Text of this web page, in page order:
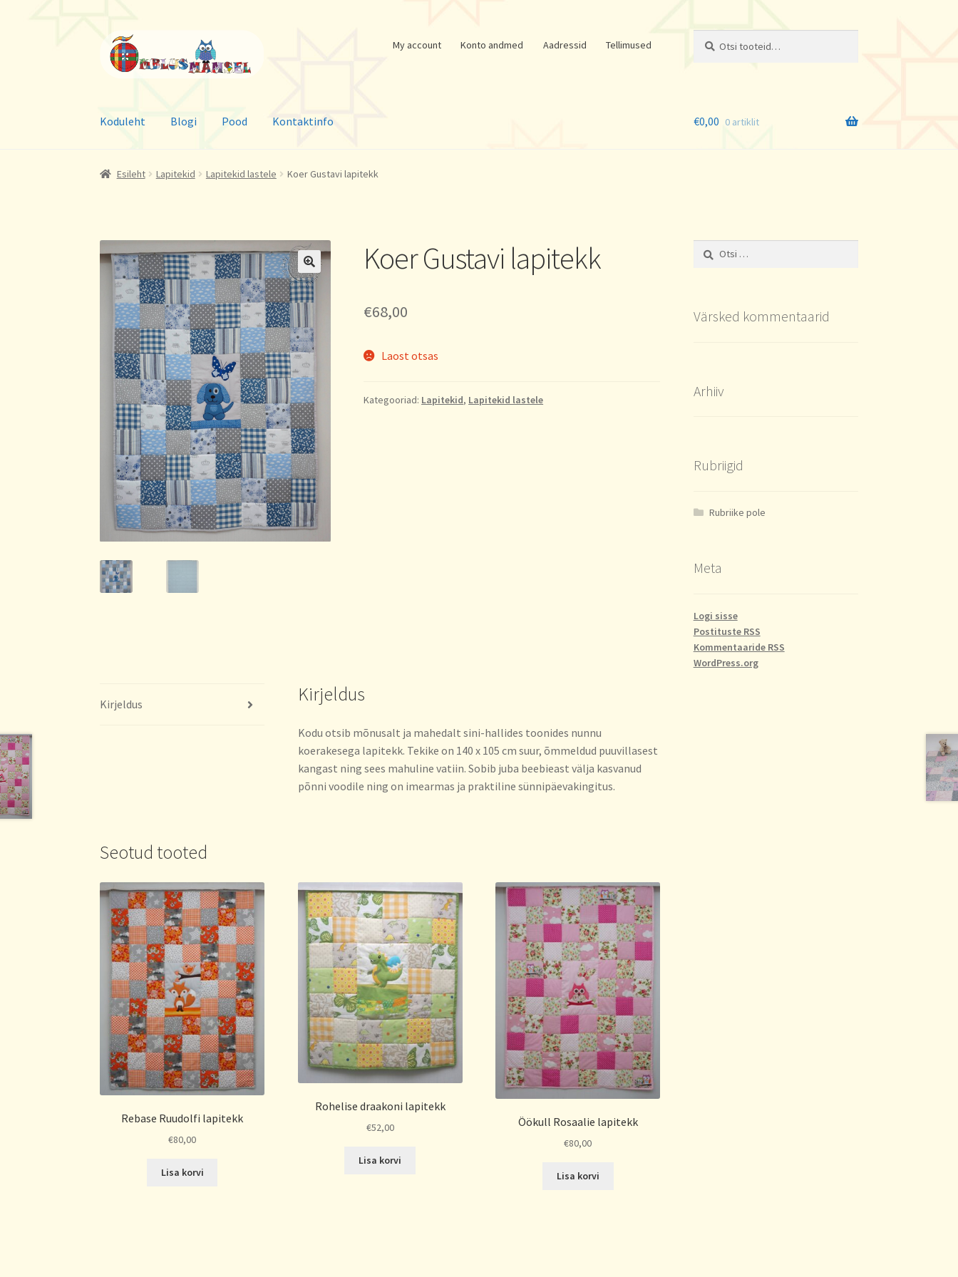
Liigu
navigeerimisele
Liigu
sisu
juurde
My account Konto andmed Aadressid Tellimused
Koduleht Blogi Pood Kontaktinfo €0,00 0 artiklit
Esileht Lapitekid Lapitekid lastele Koer Gustavi lapitekk
🔍
Koer Gustavi lapitekk
€68,00
Laost otsas
Kategooriad: Lapitekid, Lapitekid lastele
Kirjeldus Kirjeldus
Kodu otsib mõnusalt ja mahedalt sini-hallides toonides nunnu
koerakesega lapitekk. Tekike on 140 x 105 cm suur, õmmeldud puuvillasest
kangast ning sees mahuline vatiin. Sobib juba beebieast välja kasvanud
põnni voodile ning on imearmas ja praktiline sünnipäevakingitus.
Seotud tooted
Rebase Ruudolfi lapitekk
€80,00
Lisa korvi
Rohelise draakoni lapitekk
€52,00
Lisa korvi
Öökull Rosaalie lapitekk
€80,00
Lisa korvi
Otsi:
Värsked kommentaarid
Arhiiv
Rubriigid
Rubriike pole
Meta
Logi sisse
Postituste RSS
Kommentaaride RSS
WordPress.org